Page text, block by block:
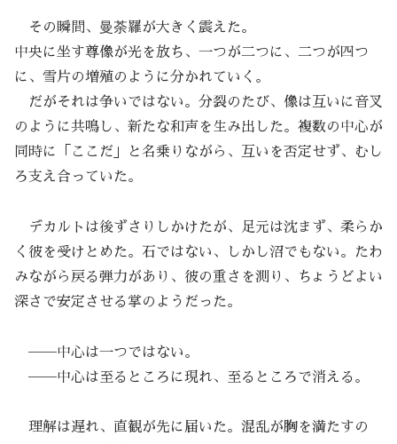
その瞬間、曼荼羅が大きく震えた。
中央に坐す尊像が光を放ち、一つが二つに、二つが四つ
に、雪片の増殖のように分かれていく。
だがそれは争いではない。分裂のたび、像は互いに音叉
のように共鳴し、新たな和声を生み出した。複数の中心が
同時に「ここだ」と名乗りながら、互いを否定せず、むし
ろ支え合っていた。
デカルトは後ずさりしかけたが、足元は沈まず、柔らか
く彼を受けとめた。石ではない、しかし沼でもない。たわ
みながら戻る弾力があり、彼の重さを測り、ちょうどよい
深さで安定させる掌のようだった。
──中心は一つではない。
──中心は至るところに現れ、至るところで消える。
理解は遅れ、直観が先に届いた。混乱が胸を満たすの